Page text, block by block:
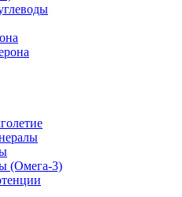
(Омега-3)